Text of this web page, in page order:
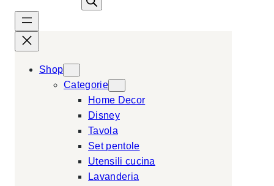
s
Shop
Categorie
Home Decor
Disney
Tavola
Set pentole
Utensili cucina
Lavanderia